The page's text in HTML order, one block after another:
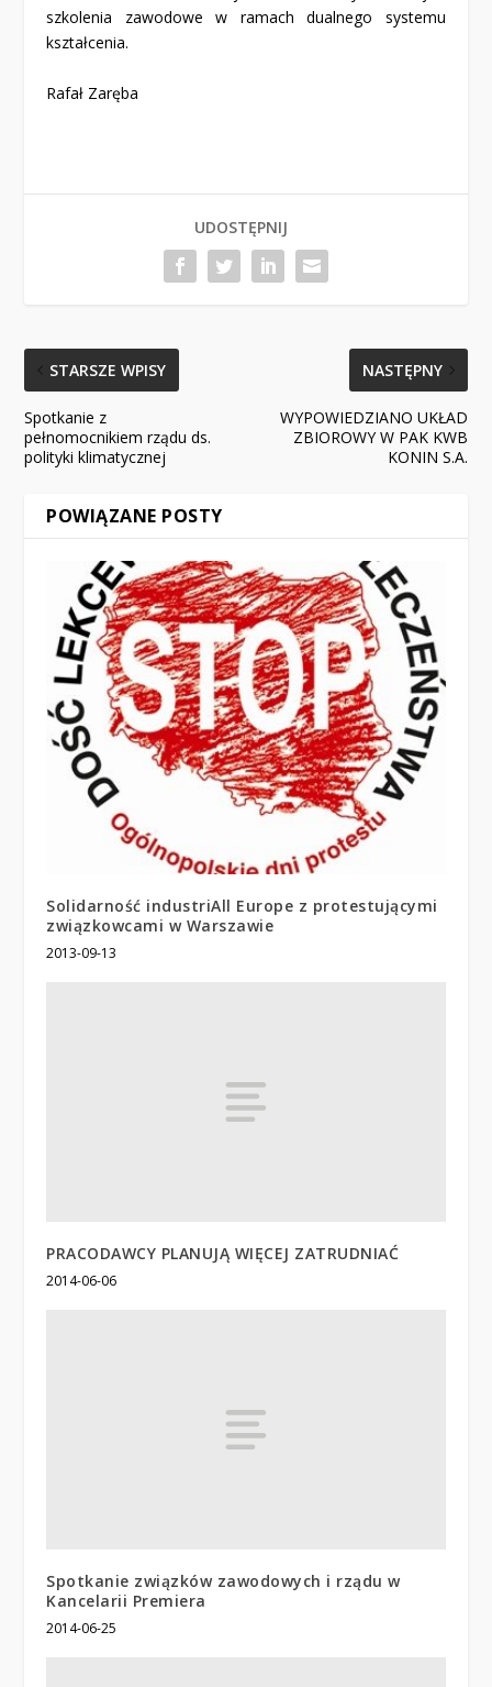
szkolenia zawodowe w ramach dualnego systemu
kształcenia.
Rafał Zaręba
UDOSTĘPNIJ
STARSZE WPISY
Spotkanie z
pełnomocnikiem rządu ds.
polityki klimatycznej
NASTĘPNY
WYPOWIEDZIANO UKŁAD
ZBIOROWY W PAK KWB
KONIN S.A.
POWIĄZANE POSTY
Solidarność industriAll Europe z protestującymi
związkowcami w Warszawie
2013-09-13
PRACODAWCY PLANUJĄ WIĘCEJ ZATRUDNIAĆ
2014-06-06
Spotkanie związków zawodowych i rządu w
Kancelarii Premiera
2014-06-25